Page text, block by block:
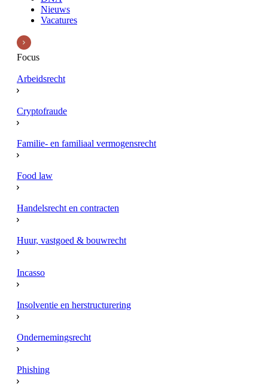
Nieuws
Vacatures
Focus
Arbeidsrecht
Cryptofraude
Familie- en familiaal vermogensrecht
Food law
Handelsrecht en contracten
Huur, vastgoed & bouwrecht
Incasso
Insolventie en herstructurering
Ondernemingsrecht
Phishing